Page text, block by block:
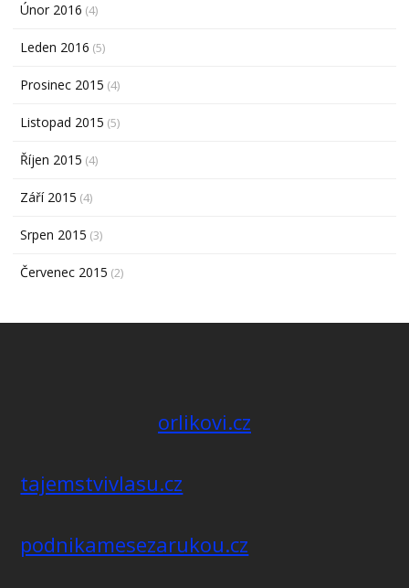
Únor 2016 (4)
Leden 2016 (5)
Prosinec 2015 (4)
Listopad 2015 (5)
Říjen 2015 (4)
Září 2015 (4)
Srpen 2015 (3)
Červenec 2015 (2)
orlikovi.cz
tajemstvivlasu.cz
podnikamesezarukou.cz